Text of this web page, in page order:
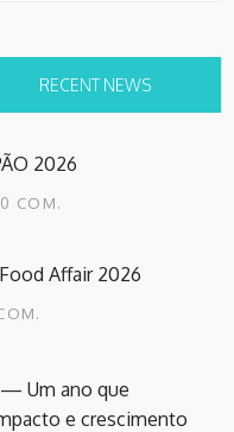
RECENT NEWS
2026
0 COM.
Affair 2026
— Um ano que
e crescimento